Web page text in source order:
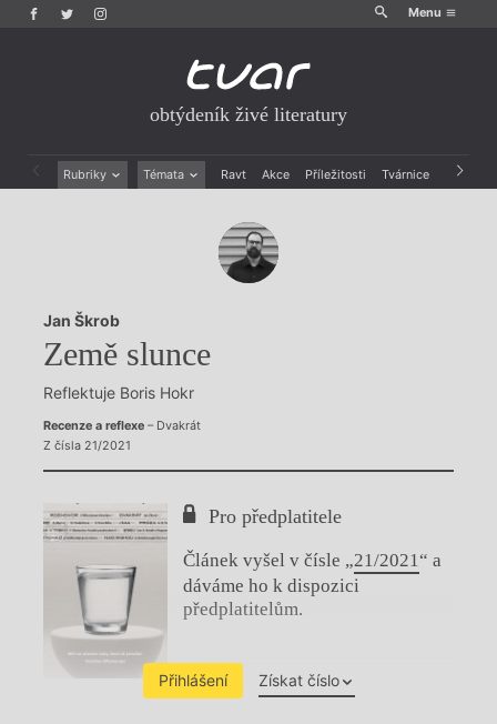
Menu
obtýdeník živé literatury
Rubriky Témata Ravt Akce Příležitosti Tvárnice Archiv
Rozhovory
Dokument
Výroční ceny
Jan Škrob
Země slunce
Reflektuje Boris Hokr
Recenze a reflexe– Dvakrát
Z čísla 21/2021
Pro předplatitele
Článek vyšel v čísle „21/2021“ a
dáváme ho k dispozici
předplatitelům.
Přihlášení Získat číslo